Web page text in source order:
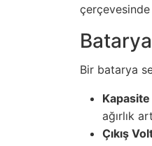
çerçevesinde
Bir batarya
ağırlık
Çıkış